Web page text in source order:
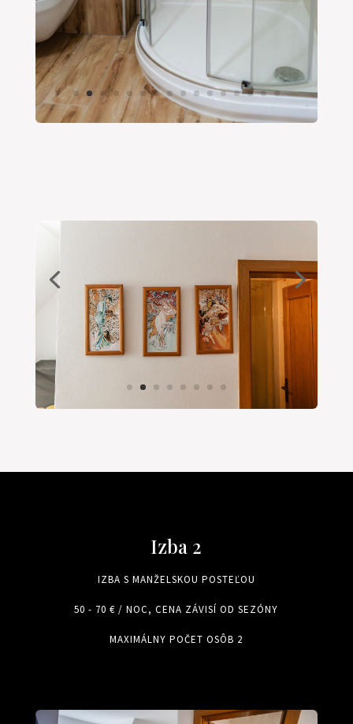
Izba 2
IZBA S MANŽELSKOU POSTEĽOU
50 - 70 € / NOC, CENA ZÁVISÍ OD SEZÓNY
MAXIMÁLNY POČET OSÔB 2